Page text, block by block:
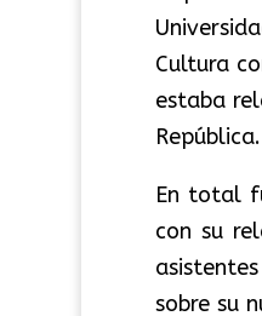
Cultura
estaba
República.
En total
con su
sobre su